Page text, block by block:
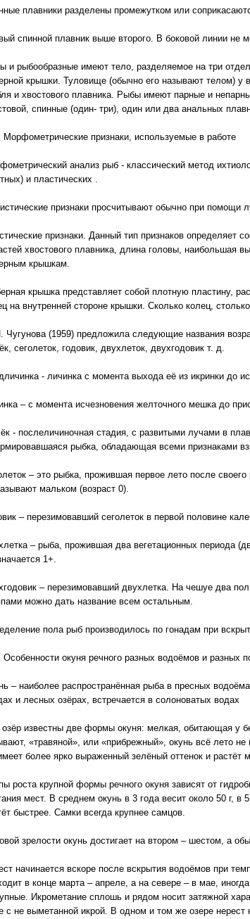
плавники разделены промежутком или
спинной плавник выше второго. В боковой линии не
и рыбообразные имеют тело, разделяемое на три
крышки. Туловище (обычно его называют телом) у
и хвостового плавника. Рыбы имеют парные и
спинные (один- три), один или два анальных
Морфометрические признаки, используемые в работе
анализ рыб - классический метод
и пластических .
признаки просчитывают обычно при помощи
признаки. Данный тип признаков определяет
хвостового плавника, длина головы, наибольшая
крышкам.
крышка представляет собой плотную пластину,
на внутренней стороне крышки. Сколько колец,
Чугунова (1959) предложила следующие названия
сеголеток, годовик, двухлеток, двухгодовик т. д.
- личинка с момента выхода её из икринки до
– с момента исчезновения желточного мешка до
- послеличиночная стадия, с развитыми лучами в
рыбка, обладающая всеми признаками
– это рыбка, прожившая первое лето после
мальком (возраст 0).
– перезимовавший сеголеток в первой половине
– рыба, прожившая два вегетационных периода
1+.
– перезимовавший двухлетка. На чешуе два
можно дать название всем остальным.
пола рыб производилось по гонадам при
Особенности окуня речного разных водоёмов и разных
– наиболее распространённая рыба в пресных
и лесных озёрах, встречается в солоноватых водах
известны две формы окуня: мелкая, обитающая у
«травяной», или «прибрежный», окунь всё лето
более ярко выраженный зелёный оттенок и растёт
роста крупной формы речного окуня зависят от
мест. В среднем окунь в 3 года весит около 50 г, в
быстрее. Самки всегда крупнее самцов.
зрелости окунь достигает на втором – шестом, а
начинается вскоре после вскрытия водоёмов при
в конце марта – апреле, а на севере – в мае,
Икрометание сплошь и рядом носит затяжной
с не выметанной икрой. В одном и том же озере нерест